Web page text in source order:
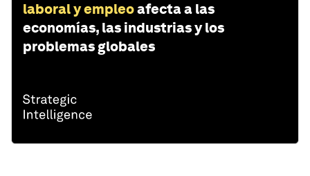
laboral y empleoafecta a las
economías, las industrias y los
problemas globales